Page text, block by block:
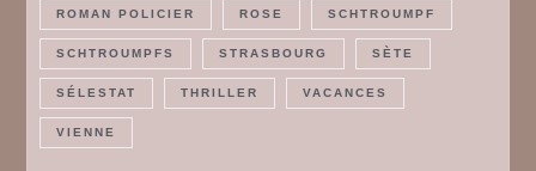
ROMAN POLICIER ROSE SCHTROUMPF
SCHTROUMPFS STRASBOURG SÈTE
SÉLESTAT THRILLER VACANCES
VIENNE